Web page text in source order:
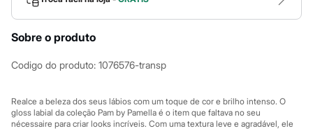
Cintos
Relógios
Botas
Sandálias
Sapatilhas
Tênis
Sobre o produto
Codigo do produto: 1076576-transp
Realce a beleza dos seus lábios com um toque de cor e brilho intenso. O
gloss labial da coleção Pam by Pamella é o item que faltava no seu
nécessaire para criar looks incríveis. Com uma textura leve e agradável, ele